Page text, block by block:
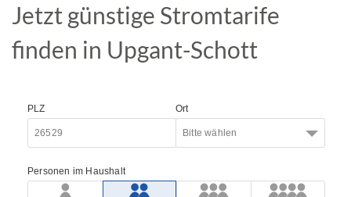
Jetzt günstige Stromtarife
finden in Upgant-Schott